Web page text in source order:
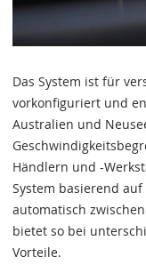
Das System ist für
vorkonfiguriert und
Australien und
Händlern und -
System basierend
automatisch
bietet so bei
Vorteile.